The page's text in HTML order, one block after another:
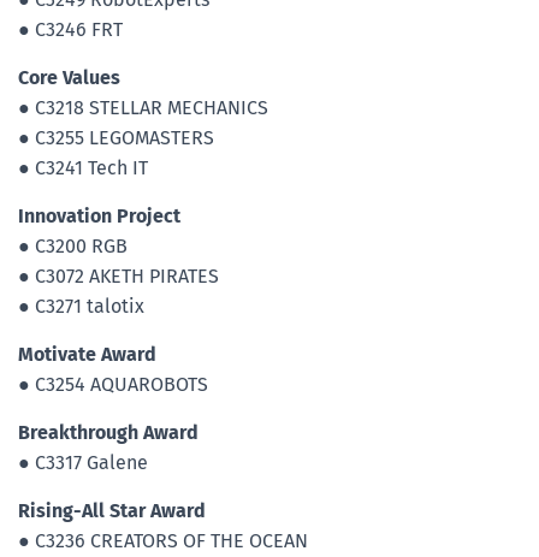
● C3246 FRT
Core Values
● C3218 STELLAR MECHANICS
● C3255 LEGOMASTERS
● C3241 Tech IT
Innovation Project
● C3200 RGB
● C3072 AKETH PIRATES
● C3271 talotix
Motivate Award
● C3254 AQUAROBOTS
Breakthrough Award
● C3317 Galene
Rising-All Star Award
● C3236 CREATORS OF THE OCEAN